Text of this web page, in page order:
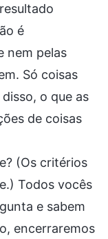
é
nem pelas
Só coisas
o que as
de coisas
(Os critérios
Todos vocês
e sabem
encerraremos